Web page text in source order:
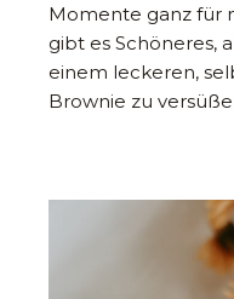
Momente ganz für
gibt es Schöneres,
einem leckeren,
Brownie zu